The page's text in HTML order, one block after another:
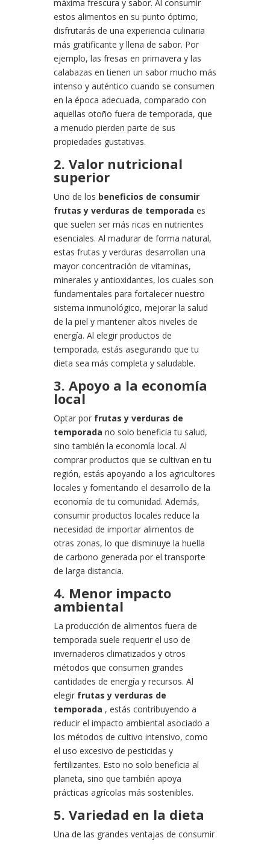
máxima frescura y sabor. Al consumir
estos alimentos en su punto óptimo,
disfrutarás de una experiencia culinaria
más gratificante y llena de sabor. Por
ejemplo, las fresas en primavera y las
calabazas en tienen un sabor mucho más
intenso y auténtico cuando se consumen
en la época adecuada, comparado con
aquellas otoño fuera de temporada, que
a menudo pierden parte de sus
propiedades gustativas.
2. Valor nutricional
superior
Uno de los beneficios de consumir
frutas y verduras de temporada es
que suelen ser más ricas en nutrientes
esenciales. Al madurar de forma natural,
estas frutas y verduras desarrollan una
mayor concentración de vitaminas,
minerales y antioxidantes, los cuales son
fundamentales para fortalecer nuestro
sistema inmunológico, mejorar la salud
de la piel y mantener altos niveles de
energía. Al elegir productos de
temporada, estás asegurando que tu
dieta sea más completa y saludable.
3. Apoyo a la economía
local
Optar por frutas y verduras de
temporada no solo beneficia tu salud,
sino también la economía local. Al
comprar productos que se cultivan en tu
región, estás apoyando a los agricultores
locales y fomentando el desarrollo de la
economía de tu comunidad. Además,
consumir productos locales reduce la
necesidad de importar alimentos de
otras zonas, lo que disminuye la huella
de carbono generada por el transporte
de larga distancia.
4. Menor impacto
ambiental
La producción de alimentos fuera de
temporada suele requerir el uso de
invernaderos climatizados y otros
métodos que consumen grandes
cantidades de energía y recursos. Al
elegir frutas y verduras de
temporada , estás contribuyendo a
reducir el impacto ambiental asociado a
los métodos de cultivo intensivo, como
el uso excesivo de pesticidas y
fertilizantes. Esto no solo beneficia al
planeta, sino que también apoya
prácticas agrícolas más sostenibles.
5. Variedad en la dieta
Una de las grandes ventajas de consumir